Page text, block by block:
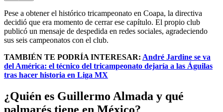
Pese a obtener el histórico tricampeonato en Coapa, la directiva
decidió que era momento de cerrar ese capítulo. El propio club
publicó un mensaje de despedida en redes sociales, agradeciendo
sus seis campeonatos con el club.
TAMBIÉN TE PODRÍA INTERESAR: André Jardine se va
del América: el técnico del tricampeonato dejaría a las Águilas
tras hacer historia en Liga MX
¿Quién es Guillermo Almada y qué